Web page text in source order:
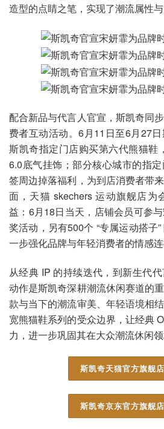
造型的点睛之笔，实现了潮流属性与
配合新品与代言人官宣，斯凯奇同
费者互动活动。6月11日至6月27
斯凯奇指定门店购买第六代熊猫鞋
6.0底气挂饰；部分核心城市的指
签周边掉落福利，为到店消费者带
面，天猫 skechers 运动旗舰店为
益：6月18日当天，店铺会员可参
奖活动，另有500个 “专属运动搭子
一步强化品牌与年轻消费者的情感连
从经典 IP 的持续迭代，到新生代
动作是斯凯奇深耕潮流休闲赛道的
款与当下的潮流审美、年轻语境相
宽熊猫鞋系列的受众边界，让经典
力，进一步巩固其在大众潮流休闲领
斯凯奇天猫官方旗舰
斯凯奇京东官方旗舰